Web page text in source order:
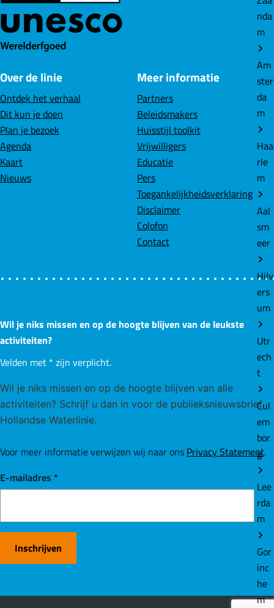
nda
m
Am
ster
da
m
Haa
rle
m
Aal
sm
eer
Hilv
ers
um
Utr
ech
t
Cul
em
bor
g
Lee
rda
m
Gor
inc
he
m
t
e
n
i
e
t
s
r
o
u
Over de linie
Ontdek het verhaal
Dit kun je doen
Plan je bezoek
Agenda
Kaart
Nieuws
Meer informatie
Partners
Beleidsmakers
Huisstijl toolkit
Vrijwilligers
Educatie
Pers
Toegankelijkheidsverklaring
Disclaimer
Colofon
Contact
Wil je niks missen en op de hoogte blijven van de leukste
activiteiten?
Velden met * zijn verplicht.
Wil je niks missen en op de hoogte blijven van alle
activiteiten? Schrijf u dan in voor de publieksnieuwsbrief
Hollandse Waterlinie.
Voor meer informatie verwijzen wij naar ons Privacy Statement.
E-mailadres *
Inschrijven